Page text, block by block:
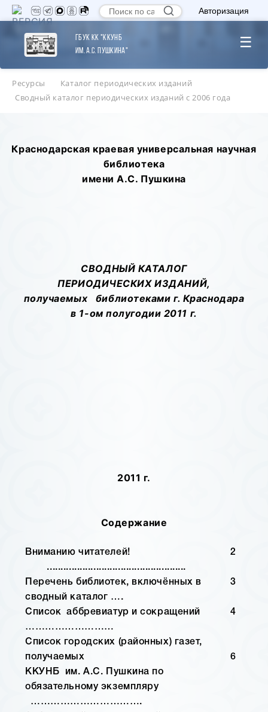
Авторизация
ГБУК КК "ККУНБ
им. А.С. Пушкина"
☰
Ресурсы
Каталог периодических изданий
Сводный каталог периодических изданий с 2006 года
Краснодарская краевая универсальная научная
библиотека
имени А.С. Пушкина
СВОДНЫЙ КАТАЛОГ
ПЕРИОДИЧЕСКИХ ИЗДАНИЙ,
получаемых библиотеками г. Краснодара
в 1-ом полугодии 2011 г.
2011 г.
Содержание
Вниманию читателей!
...................................................
2
Перечень библиотек, включённых в
сводный каталог ….
3
Список аббревиатур и сокращений
………………………
4
Список городских (районных) газет,
получаемых
ККУНБ им. А.С. Пушкина по
обязательному экземпляру
…………………………….
6